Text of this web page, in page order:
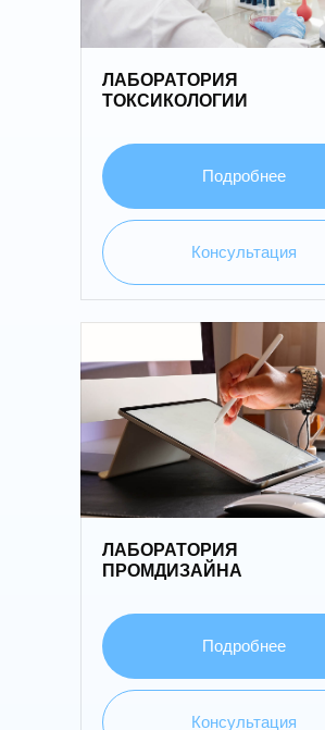
03
ЛАБОРАТОРИЯ
ТОКСИКОЛОГИИ
ЛАБОРАТОРИЯ
ПРОМДИЗАЙНА
Консультация
Подробнее
Консультация
Подробнее